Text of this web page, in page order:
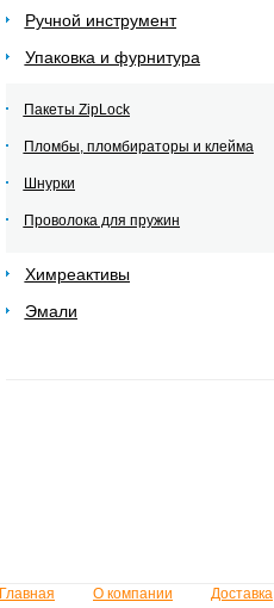
Ручной инструмент
Упаковка и фурнитура
Пакеты ZipLock
Пломбы, пломбираторы и клейма
Шнурки
Проволока для пружин
Химреактивы
Эмали
Главная О компании Доставка